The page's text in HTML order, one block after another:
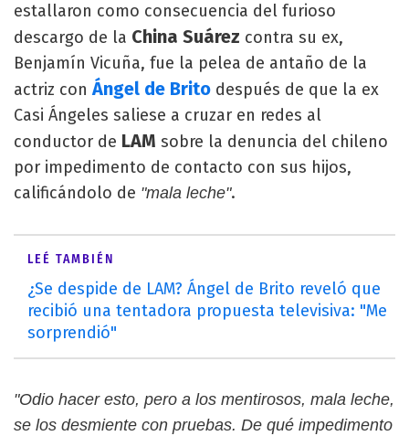
estallaron como consecuencia del furioso
descargo de la China Suárez contra su ex,
Benjamín Vicuña, fue la pelea de antaño de la
actriz con Ángel de Brito después de que la ex
Casi Ángeles saliese a cruzar en redes al
conductor de LAM sobre la denuncia del chileno
por impedimento de contacto con sus hijos,
calificándolo de "mala leche".
LEÉ TAMBIÉN
¿Se despide de LAM? Ángel de Brito reveló que
recibió una tentadora propuesta televisiva: "Me
sorprendió"
"Odio hacer esto, pero a los mentirosos, mala leche,
se los desmiente con pruebas. De qué impedimento